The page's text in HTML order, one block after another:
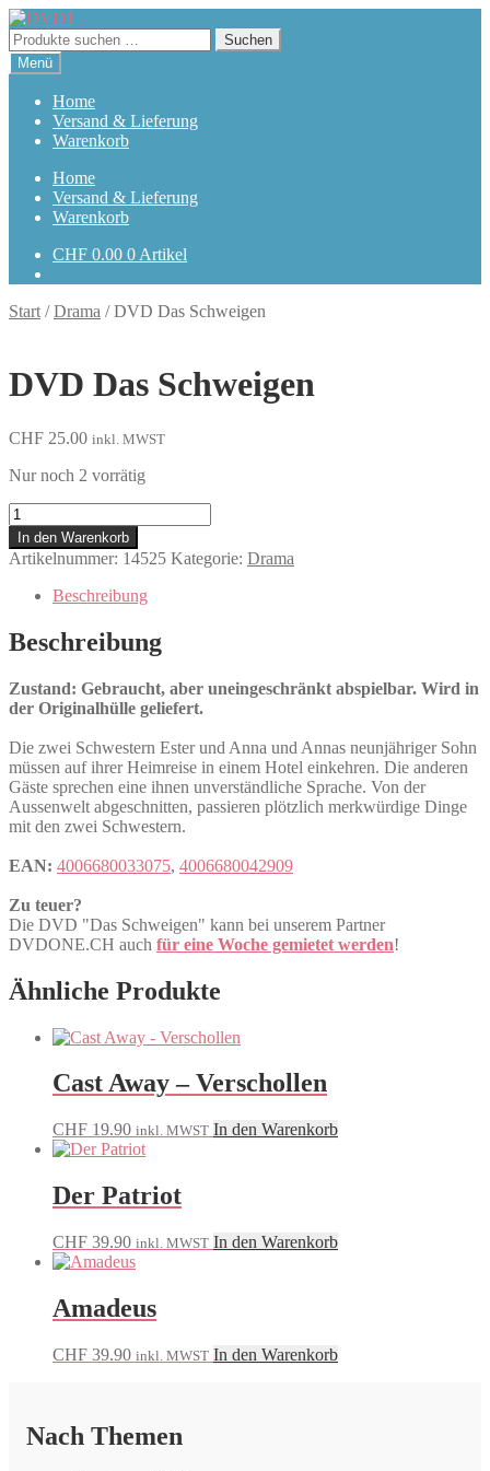
Zur
Navigation
springen
Zum
Inhalt
springen
Suchen
nach:
Suchen
Menü
Home
Versand & Lieferung
Warenkorb
Home
Versand & Lieferung
Warenkorb
CHF 0.00 0 Artikel
Start /Drama /DVD Das Schweigen
DVD Das Schweigen
CHF 25.00 inkl. MWST
Nur noch 2 vorrätig
Das
Schweigen
Menge
In den Warenkorb
Artikelnummer: 14525 Kategorie: Drama
Beschreibung
Beschreibung
Zustand: Gebraucht, aber uneingeschränkt abspielbar. Wird in
der Originalhülle geliefert.
Die zwei Schwestern Ester und Anna und Annas neunjähriger Sohn
müssen auf ihrer Heimreise in einem Hotel einkehren. Die anderen
Gäste sprechen eine ihnen unverständliche Sprache. Von der
Aussenwelt abgeschnitten, passieren plötzlich merkwürdige Dinge
mit den zwei Schwestern.
EAN: 4006680033075, 4006680042909
Zu teuer?
Die DVD "Das Schweigen" kann bei unserem Partner
DVDONE.CH auch für eine Woche gemietet werden!
Ähnliche Produkte
Cast Away – Verschollen
CHF 19.90 inkl. MWST In den Warenkorb
Der Patriot
CHF 39.90 inkl. MWST In den Warenkorb
Amadeus
CHF 39.90 inkl. MWST In den Warenkorb
Nach Themen